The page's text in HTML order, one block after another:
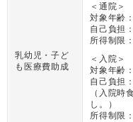
乳幼児・子ど
も医療費助成
＜通院＞
対象年齢：
自己負担：
所得制限：
＜入院＞
対象年齢：
自己負担：
（ 入院時
し。
）
所得制限：